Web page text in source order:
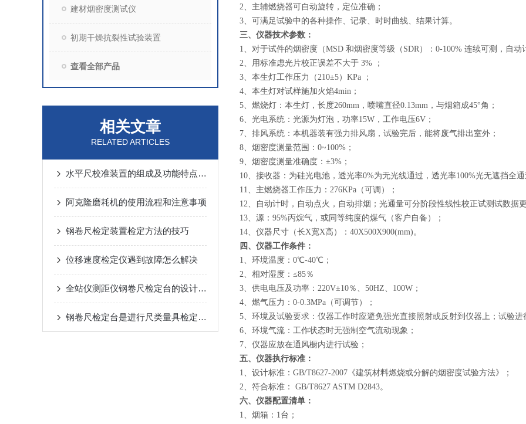
建材烟密度测试仪
初期干燥抗裂性试验装置
查看全部产品
相关文章
RELATED ARTICLES
水平尺校准装置的组成及功能特点概述
阿克隆磨耗机的使用流程和注意事项
钢卷尺检定装置检定方法的技巧
位移速度检定仪遇到故障怎么解决
全站仪测距仪钢卷尺检定台的设计原理及应用场景
钢卷尺检定台是进行尺类量具检定的必需设备
2、主辅燃烧器可自动旋转，定位准确；
3、可满足试验中的各种操作、记录、时时曲线、结果计算。
三、仪器技术参数：
1、对于试件的烟密度（MSD 和烟密度等级（SDR）：0-100% 连续可测，自动
2、用标准虑光片校正误差不大于 3% ；
3、本生灯工作压力（210±5）KPa ；
4、本生灯对试样施加火焰4min；
5、燃烧灯：本生灯，长度260mm，喷嘴直径0.13mm，与烟箱成45°角；
6、光电系统：光源为灯泡，功率15W，工作电压6V；
7、排风系统：本机器装有强力排风扇，试验完后，能将废气排出室外；
8、烟密度测量范围：0~100%；
9、烟密度测量准确度：±3%；
10、接收器：为硅光电池，透光率0%为无光线通过，透光率100%光无遮挡全通
11、主燃烧器工作压力：276KPa（可调）；
12、自动计时，自动点火，自动排烟；光通量可分阶段性线性校正试测试数据
13、源：95%丙烷气，或同等纯度的煤气（客户自备）；
14、仪器尺寸（长X宽X高）：40X500X900(mm)。
四、仪器工作条件：
1、环境温度：0℃-40℃；
2、相对湿度：≤85％
3、供电电压及功率：220V±10％、50HZ、100W；
4、燃气压力：0-0.3MPa（可调节）；
5、环境及试验要求：仪器工作时应避免强光直接照射或反射到仪器上；试验进
6、环境气流：工作状态时无强制空气流动现象；
7、仪器应放在通风橱内进行试验；
五、仪器执行标准：
1、设计标准：GB/T8627-2007《建筑材料燃烧或分解的烟密度试验方法》；
2、符合标准： GB/T8627 ASTM D2843。
六、仪器配置清单：
1、烟箱：1台；